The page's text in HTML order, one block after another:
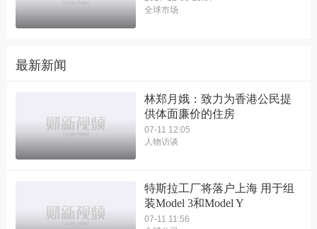
全球市场
最新新闻
林郑月娥：致力为香港公民提
供体面廉价的住房
07-11 12:05
人物访谈
特斯拉工厂将落户上海 用于组
装Model 3和Model Y
07-11 11:56